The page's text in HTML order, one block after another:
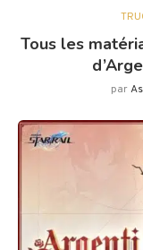
Tous les
par